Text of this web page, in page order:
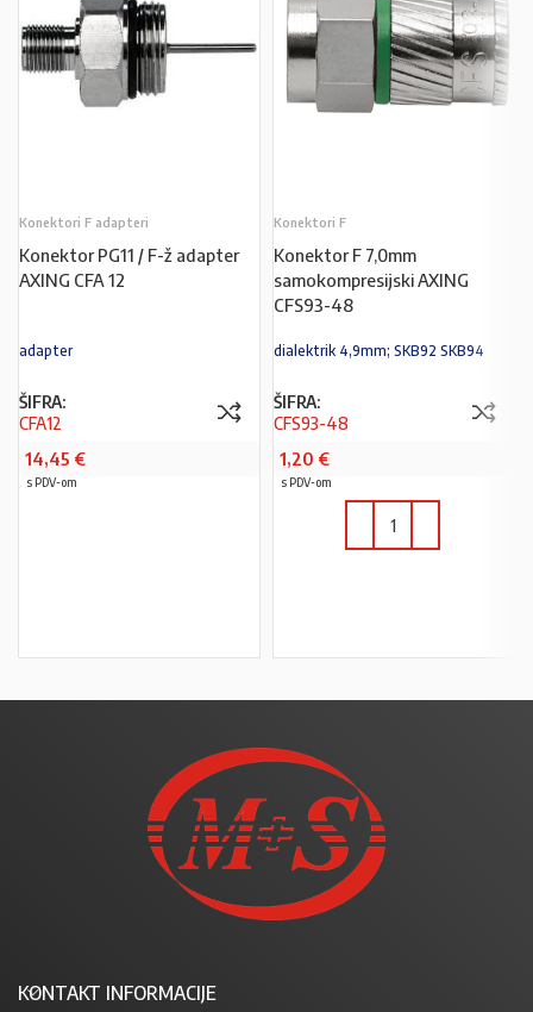
Konektori F adapteri
Konektor PG11 / F-ž adapter
AXING CFA 12
adapter
ŠIFRA:
CFA12
14,45 €
s PDV-om
Konektori F
Konektor F 7,0mm
samokompresijski AXING
CFS93-48
dialektrik 4,9mm; SKB92 SKB94
ŠIFRA:
CFS93-48
1,20 €
s PDV-om
KONTAKT INFORMACIJE